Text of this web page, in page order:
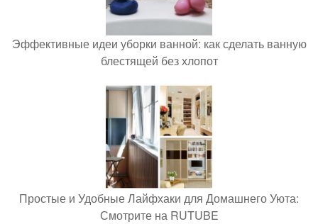
Эффективные идеи уборки ванной: как сделать ванную
блестящей без хлопот
Простые и Удобные Лайфхаки для Домашнего Уюта:
Смотрите на RUTUBE